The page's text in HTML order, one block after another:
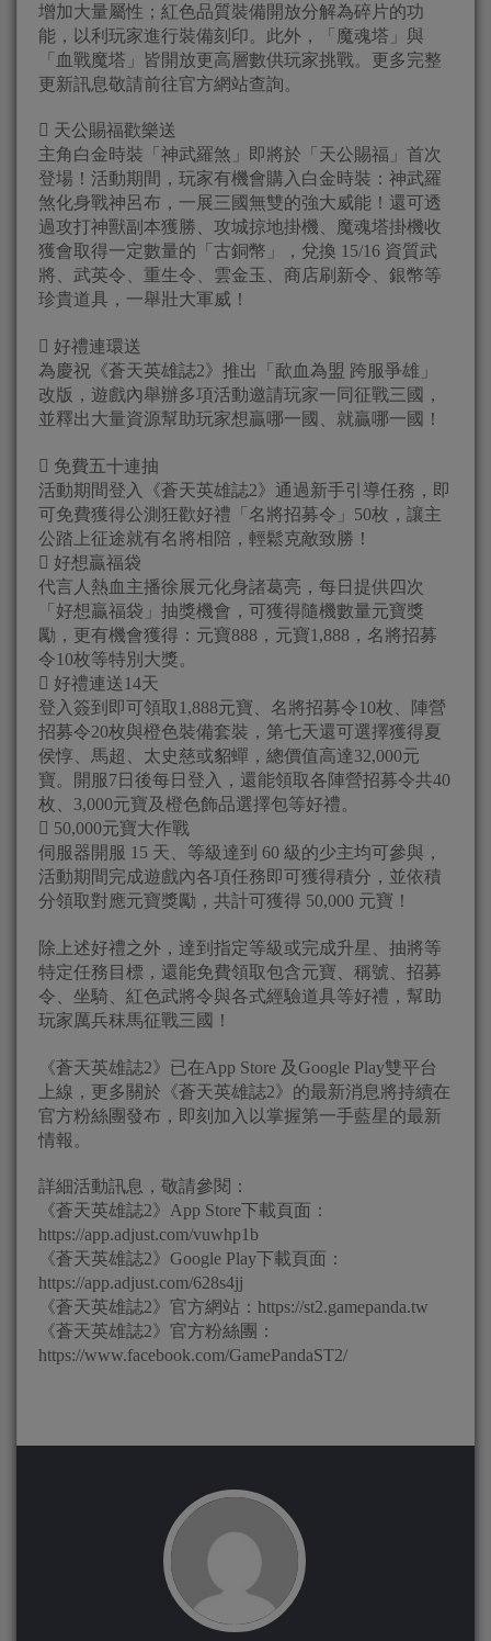
增加大量屬性；紅色品質裝備開放分解為碎片的功
能，以利玩家進行裝備刻印。此外，「魔魂塔」與
「血戰魔塔」皆開放更高層數供玩家挑戰。更多完整
更新訊息敬請前往官方網站查詢。
 天公賜福歡樂送
主角白金時裝「神武羅煞」即將於「天公賜福」首次
登場！活動期間，玩家有機會購入白金時裝：神武羅
煞化身戰神呂布，一展三國無雙的強大威能！還可透
過攻打神獸副本獲勝、攻城掠地掛機、魔魂塔掛機收
獲會取得一定數量的「古銅幣」，兌換 15/16 資質武
將、武英令、重生令、雲金玉、商店刷新令、銀幣等
珍貴道具，一舉壯大軍威！
 好禮連環送
為慶祝《蒼天英雄誌2》推出「歃血為盟 跨服爭雄」
改版，遊戲內舉辦多項活動邀請玩家一同征戰三國，
並釋出大量資源幫助玩家想贏哪一國、就贏哪一國！
 免費五十連抽
活動期間登入《蒼天英雄誌2》通過新手引導任務，即
可免費獲得公測狂歡好禮「名將招募令」50枚，讓主
公踏上征途就有名將相陪，輕鬆克敵致勝！
 好想贏福袋
代言人熱血主播徐展元化身諸葛亮，每日提供四次
「好想贏福袋」抽獎機會，可獲得隨機數量元寶獎
勵，更有機會獲得：元寶888，元寶1,888，名將招募
令10枚等特別大獎。
 好禮連送14天
登入簽到即可領取1,888元寶、名將招募令10枚、陣營
招募令20枚與橙色裝備套裝，第七天還可選擇獲得夏
侯惇、馬超、太史慈或貂蟬，總價值高達32,000元
寶。開服7日後每日登入，還能領取各陣營招募令共40
枚、3,000元寶及橙色飾品選擇包等好禮。
 50,000元寶大作戰
伺服器開服 15 天、等級達到 60 級的少主均可參與，
活動期間完成遊戲內各項任務即可獲得積分，並依積
分領取對應元寶獎勵，共計可獲得 50,000 元寶！
除上述好禮之外，達到指定等級或完成升星、抽將等
特定任務目標，還能免費領取包含元寶、稱號、招募
令、坐騎、紅色武將令與各式經驗道具等好禮，幫助
玩家厲兵秣馬征戰三國！
《蒼天英雄誌2》已在App Store 及Google Play雙平台
上線，更多關於《蒼天英雄誌2》的最新消息將持續在
官方粉絲團發布，即刻加入以掌握第一手藍星的最新
情報。
詳細活動訊息，敬請參閱：
《蒼天英雄誌2》App Store下載頁面：
https://app.adjust.com/vuwhp1b
《蒼天英雄誌2》Google Play下載頁面：
https://app.adjust.com/628s4jj
《蒼天英雄誌2》官方網站：https://st2.gamepanda.tw
《蒼天英雄誌2》官方粉絲團：
https://www.facebook.com/GamePandaST2/